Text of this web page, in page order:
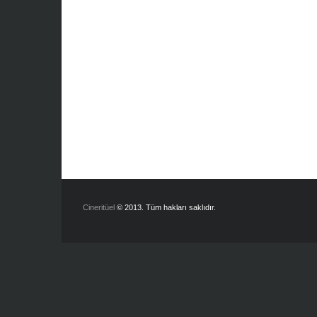
Cineritüel © 2013. Tüm hakları saklıdır.